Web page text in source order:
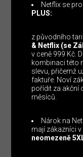
Netflix se
PLUS:
z původního
& Netflix (se
v ceně 999 Kč.
kombinaci této
slevu, přičemž
faktuře. Noví
pořídit za akční
měsíců.
Nárok na
mají zákazníci
neomezeně